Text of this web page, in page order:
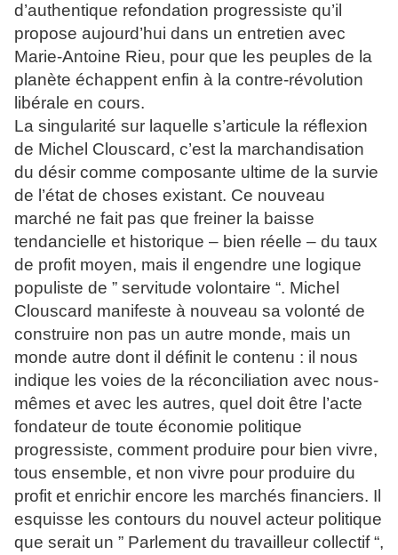
d’authentique refondation progressiste qu’il
propose aujourd’hui dans un entretien avec
Marie-Antoine Rieu, pour que les peuples de la
planète échappent enfin à la contre-révolution
libérale en cours.
La singularité sur laquelle s’articule la réflexion
de Michel Clouscard, c’est la marchandisation
du désir comme composante ultime de la survie
de l’état de choses existant. Ce nouveau
marché ne fait pas que freiner la baisse
tendancielle et historique – bien réelle – du taux
de profit moyen, mais il engendre une logique
populiste de ” servitude volontaire “. Michel
Clouscard manifeste à nouveau sa volonté de
construire non pas un autre monde, mais un
monde autre dont il définit le contenu : il nous
indique les voies de la réconciliation avec nous-
mêmes et avec les autres, quel doit être l’acte
fondateur de toute économie politique
progressiste, comment produire pour bien vivre,
tous ensemble, et non vivre pour produire du
profit et enrichir encore les marchés financiers. Il
esquisse les contours du nouvel acteur politique
que serait un ” Parlement du travailleur collectif “,